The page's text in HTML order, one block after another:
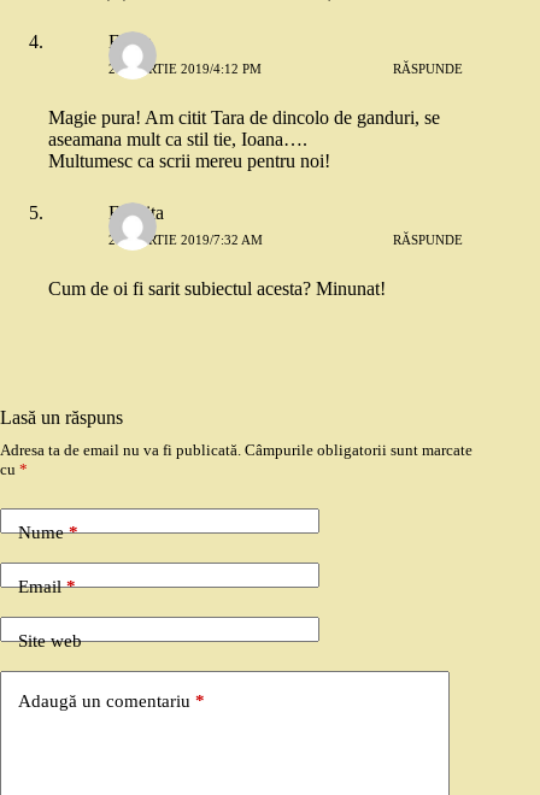
Elena
20 MARTIE 2019/4:12 PM RĂSPUNDE
Magie pura! Am citit Tara de dincolo de ganduri, se
aseamana mult ca stil tie, Ioana….
Multumesc ca scrii mereu pentru noi!
Felicita
21 MARTIE 2019/7:32 AM RĂSPUNDE
Cum de oi fi sarit subiectul acesta? Minunat!
Lasă un răspuns
Adresa ta de email nu va fi publicată. Câmpurile obligatorii sunt marcate
cu *
Nume*
Email*
Site web
Adaugă un comentariu *